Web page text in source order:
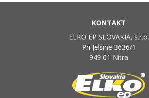
KONTAKT
ELKO EP SLOVAKIA, s.r.o.
Pri Jelšine 3636/1
949 01 Nitra